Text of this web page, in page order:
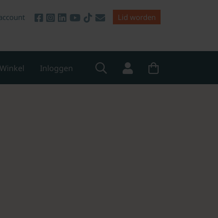
Lid worden
Winkel Inloggen